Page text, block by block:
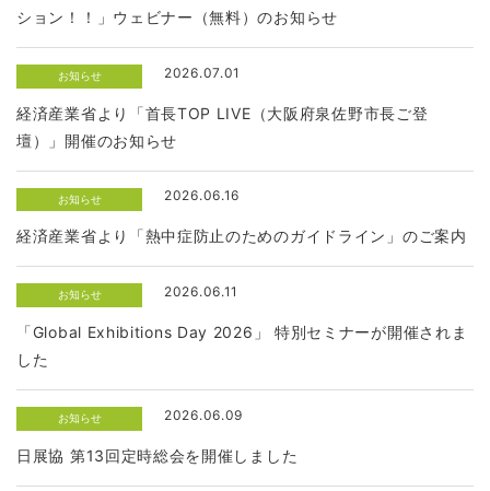
ション！！」ウェビナー（無料）のお知らせ
お知らせ 2026.07.01
経済産業省より「首長TOP LIVE（大阪府泉佐野市長ご登
壇）」開催のお知らせ
お知らせ 2026.06.16
経済産業省より「熱中症防止のためのガイドライン」のご案内
お知らせ 2026.06.11
「Global Exhibitions Day 2026」 特別セミナーが開催されま
した
お知らせ 2026.06.09
日展協 第13回定時総会を開催しました